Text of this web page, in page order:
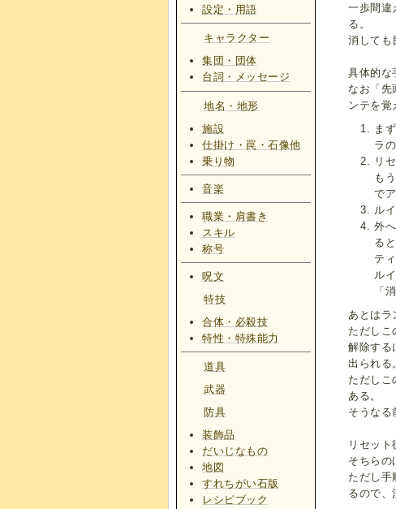
一歩間違
る。
消しても
具体的な
なお「先
ンテを覚
ま
ラ
リ
も
で
ル
外
る
テ
ル
「
あとはラ
ただしこ
解除する
出られる
ただしこ
ある。
そうなる
リセッ
そちらの
ただし手
るので、
設定・用語
キャラクター
集団・団体
台詞・メッセージ
地名・地形
施設
仕掛け・罠・石像他
乗り物
音楽
職業・肩書き
スキル
称号
呪文
特技
合体・必殺技
特性・特殊能力
道具
武器
防具
装飾品
だいじなもの
地図
すれちがい石版
レシピブック